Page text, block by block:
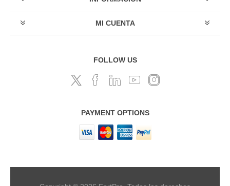
MI CUENTA
FOLLOW US
PAYMENT OPTIONS